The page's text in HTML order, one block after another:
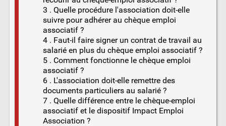
3 . Quelle procédure l'association doit-elle
suivre pour adhérer au chèque emploi
associatif ?
4 . Faut-il faire signer un contrat de travail au
salarié en plus du chèque emploi associatif ?
5 . Comment fonctionne le chèque emploi
associatif ?
6 . L'association doit-elle remettre des
documents particuliers au salarié ?
7 . Quelle différence entre le chèque-emploi
associatif et le dispositif Impact Emploi
Association ?